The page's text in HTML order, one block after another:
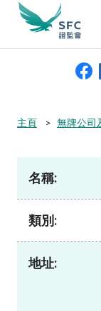
本會簡介
規則及標準
資料庫
尋
主頁 無牌公司
名稱:
類別:
地址: